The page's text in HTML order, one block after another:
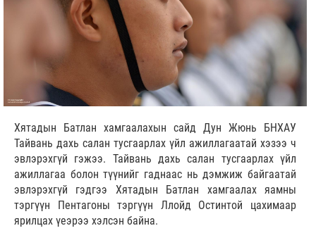
Хятадын Батлан хамгаалахын сайд Дун Жюнь БНХАУ
Тайвань дахь салан тусгаарлах үйл ажиллагаатай хэзээ ч
эвлэрэхгүй гэжээ. Тайвань дахь салан тусгаарлах үйл
ажиллагаа болон түүнийг гаднаас нь дэмжиж байгаатай
эвлэрэхгүй гэдгээ Хятадын Батлан хамгаалах яамны
тэргүүн Пентагоны тэргүүн Ллойд Остинтой цахимаар
ярилцах үеэрээ хэлсэн байна.